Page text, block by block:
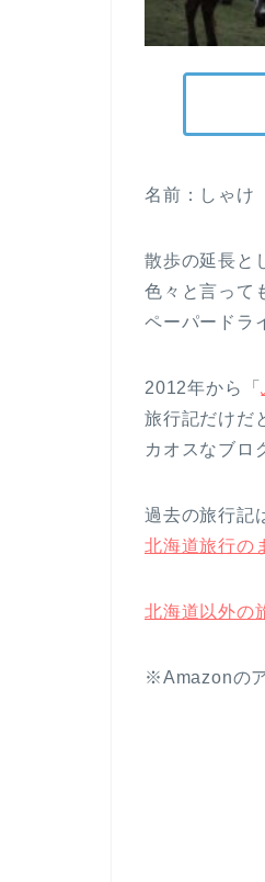
名前：しゃけ
散歩の延長と
色々と言って
ペーパードラ
2012年から「
旅行記だけだ
カオスなブロ
過去の旅行記
北海道旅行の
北海道以外の
※Amazonの